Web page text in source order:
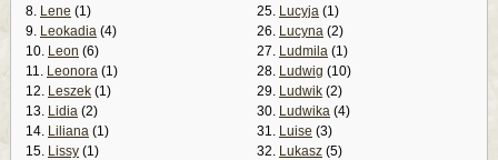
8. Lene (1)
9. Leokadia (4)
10. Leon (6)
11. Leonora (1)
12. Leszek (1)
13. Lidia (2)
14. Liliana (1)
15. Lissy (1)
25. Lucyja (1)
26. Lucyna (2)
27. Ludmila (1)
28. Ludwig (10)
29. Ludwik (2)
30. Ludwika (4)
31. Luise (3)
32. Lukasz (5)